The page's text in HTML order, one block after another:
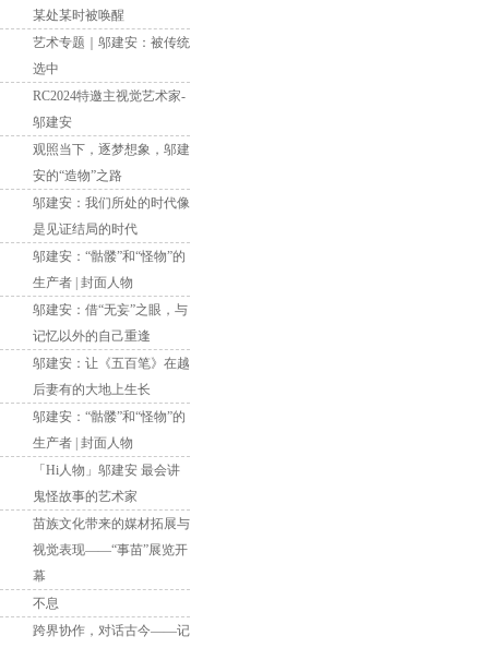
某处某时被唤醒
艺术专题｜邬建安：被传统
选中
RC2024特邀主视觉艺术家-
邬建安
观照当下，逐梦想象，邬建
安的“造物”之路
邬建安：我们所处的时代像
是见证结局的时代
邬建安：“骷髅”和“怪物”的
生产者 | 封面人物
邬建安：借“无妄”之眼，与
记忆以外的自己重逢
邬建安：让《五百笔》在越
后妻有的大地上生长
邬建安：“骷髅”和“怪物”的
生产者 | 封面人物
「Hi人物」邬建安 最会讲
鬼怪故事的艺术家
苗族文化带来的媒材拓展与
视觉表现——“事苗”展览开
幕
不息
跨界协作，对话古今——记